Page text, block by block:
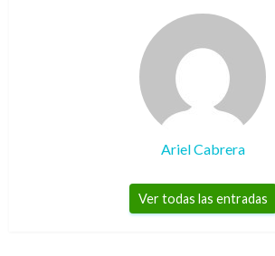
Ariel Cabrera
Ver todas las entradas